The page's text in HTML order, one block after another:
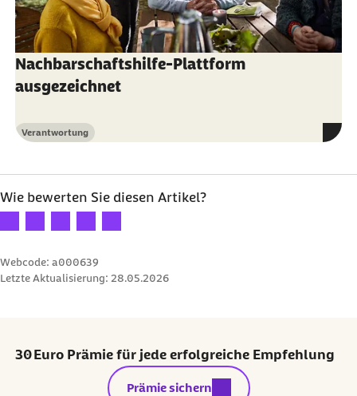
Nachbarschaftshilfe-Plattform
ausgezeichnet
Kategorie
Verantwortung
Wie bewerten Sie diesen Artikel?
Ihre Bewertung: 1 Stern
Ihre Bewertung: 2 Sterne
Ihre Bewertung: 3 Sterne
Ihre Bewertung: 4 Sterne
Ihre Bewertung: 5 Sterne
Webcode: a000639
Letzte Aktualisierung: 28.05.2026
30 Euro Prämie für jede erfolgreiche Empfehlung
externer Link:
Prämie sichern